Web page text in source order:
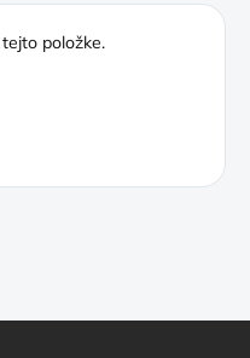
položke.